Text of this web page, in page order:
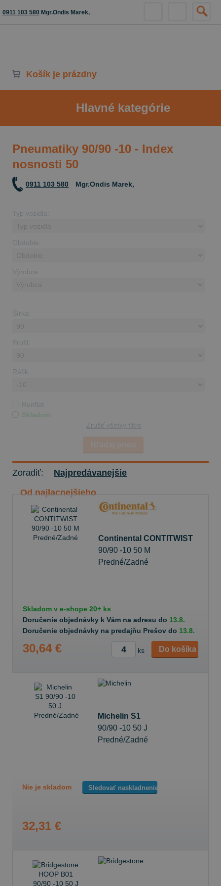
0911 103 580 Mgr.Ondis Marek,
Košík je prázdny
Hlavné kategórie
Pneumatiky 90/90 -10 - Index
nosnosti 50
0911 103 580 Mgr.Ondis Marek,
Typ vozidla:
Obdobie:
Výrobca:
Šírka:
Profil:
Ráfik:
Runflat
Skladom
Zrušiť všetky filtre
Zoradiť:
Najpredávanejšie
Od najlacnejšieho
Continental CONTITWIST
90/90 -10 50 M
Predné/Zadné
Skladom v e-shope 20+ ks
Doručenie objednávky k Vám na adresu do 13.8.
Doručenie objednávky na predajňu Prešov do 13.8.
30,64 € ks Do košíka
Michelin S1
90/90 -10 50 J
Predné/Zadné
Nie je skladom Sledovať naskladnenie
32,31 €